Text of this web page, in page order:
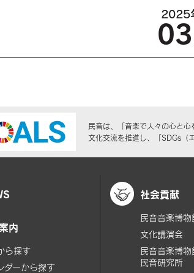
2025
03
民音は、「音楽で人々の心と
文化交流を推進し、「SDGs（
内
ら探す
ダーから探す
社会貢献
民音音楽博物
文化講演会
民音音楽博物
民音研究所